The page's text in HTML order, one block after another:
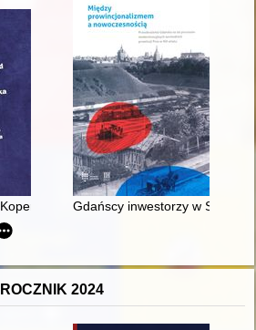
z rodu Ślązaka
Gdańscy inwestorzy w
ROCZNIK 2024